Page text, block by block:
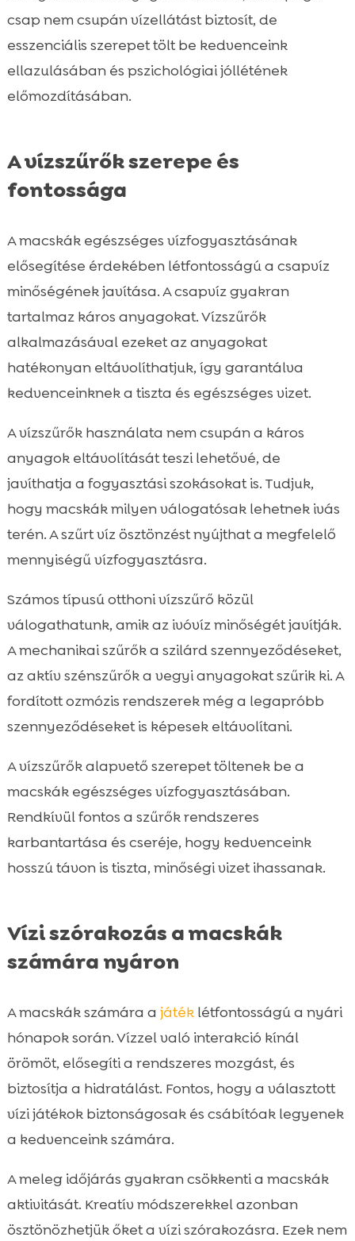
csap nem csupán vízellátást biztosít, de
esszenciális szerepet tölt be kedvenceink
ellazulásában és pszichológiai jóllétének
előmozdításában.
A vízszűrők szerepe és
fontossága
A macskák egészséges vízfogyasztásának
elősegítése érdekében létfontosságú a csapvíz
minőségének javítása. A csapvíz gyakran
tartalmaz káros anyagokat. Vízszűrők
alkalmazásával ezeket az anyagokat
hatékonyan eltávolíthatjuk, így garantálva
kedvenceinknek a tiszta és egészséges vizet.
A vízszűrők használata nem csupán a káros
anyagok eltávolítását teszi lehetővé, de
javíthatja a fogyasztási szokásokat is. Tudjuk,
hogy macskák milyen válogatósak lehetnek ivás
terén. A szűrt víz ösztönzést nyújthat a megfelelő
mennyiségű vízfogyasztásra.
Számos típusú otthoni vízszűrő közül
válogathatunk, amik az ivóvíz minőségét javítják.
A mechanikai szűrők a szilárd szennyeződéseket,
az aktív szénszűrők a vegyi anyagokat szűrik ki. A
fordított ozmózis rendszerek még a legapróbb
szennyeződéseket is képesek eltávolítani.
A vízszűrők alapvető szerepet töltenek be a
macskák egészséges vízfogyasztásában.
Rendkívül fontos a szűrők rendszeres
karbantartása és cseréje, hogy kedvenceink
hosszú távon is tiszta, minőségi vizet ihassanak.
Vízi szórakozás a macskák
számára nyáron
A macskák számára a játéklétfontosságú a nyári
hónapok során. Vízzel való interakció kínál
örömöt, elősegíti a rendszeres mozgást, és
biztosítja a hidratálást. Fontos, hogy a választott
vízi játékok biztonságosak és csábítóak legyenek
a kedvenceink számára.
A meleg időjárás gyakran csökkenti a macskák
aktivitását. Kreatív módszerekkel azonban
ösztönözhetjük őket a vízi szórakozásra. Ezek nem